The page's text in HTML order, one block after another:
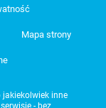
Mapa strony
jakiekolwiek inne
- bez